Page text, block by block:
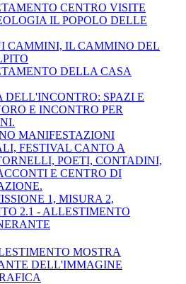
CENTRO VISITE
IL POPOLO DELLE
CAMMINI, IL CAMMINO DEL
DELLA CASA
DELL'INCONTRO: SPAZI E
E INCONTRO PER
MANIFESTAZIONI
FESTIVAL CANTO A
POETI, CONTADINI,
E CENTRO DI
1, MISURA 2,
2.1 - ALLESTIMENTO
MOSTRA
DELL'IMMAGINE